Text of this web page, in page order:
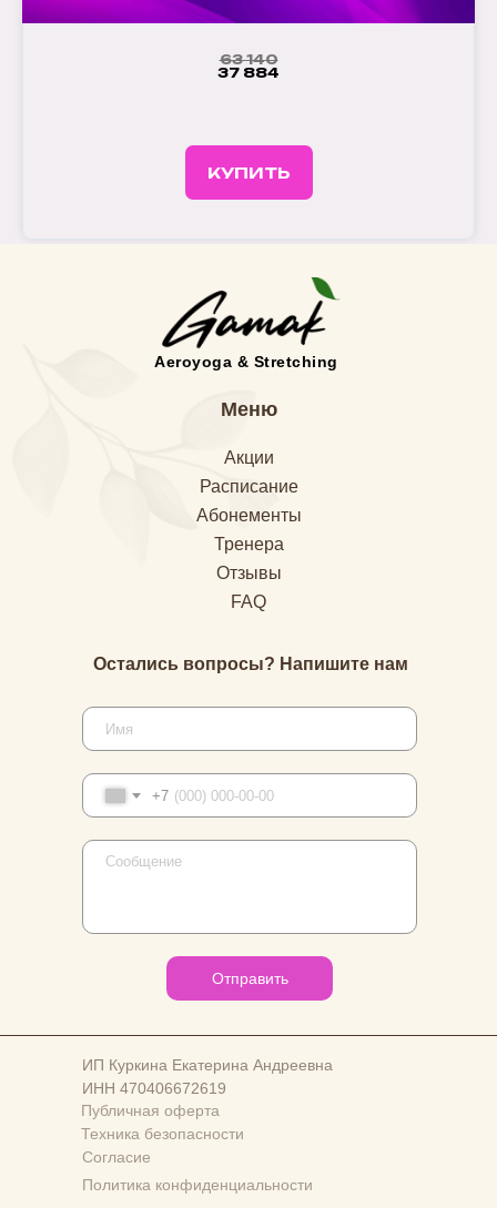
63 140
37 884
КУПИТЬ
ИП Куркина Екатерина Андреевна
ИНН 470406672619
Остались вопросы? Напишите нам
+7
Отправить
Aeroyoga & Stretching
Политика конфиденциальности
Публичная оферта
Техника безопасности
Меню
Акции
Расписание
Тренера
Отзывы
FAQ
Абонементы
Согласие